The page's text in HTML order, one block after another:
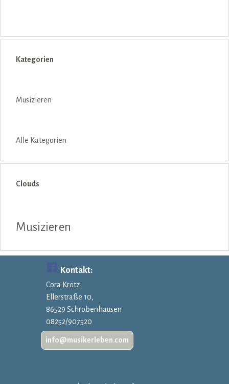
Kategorien
Musizieren
Alle Kategorien
Clouds
Musizieren
Kontakt:
Cora Krötz
Ellerstraße 10,
86529 Schrobenhausen
08252/907520
info@musikerleben.com